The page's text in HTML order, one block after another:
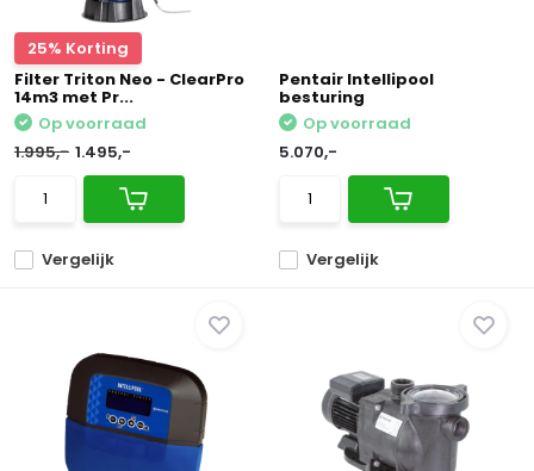
25% Korting
Filter Triton Neo - ClearPro
14m3 met Pr...
Vergelijk
Op voorraad
1.995,- 1.495,-
Pentair Intellipool
besturing
Vergelijk
Op voorraad
5.070,-